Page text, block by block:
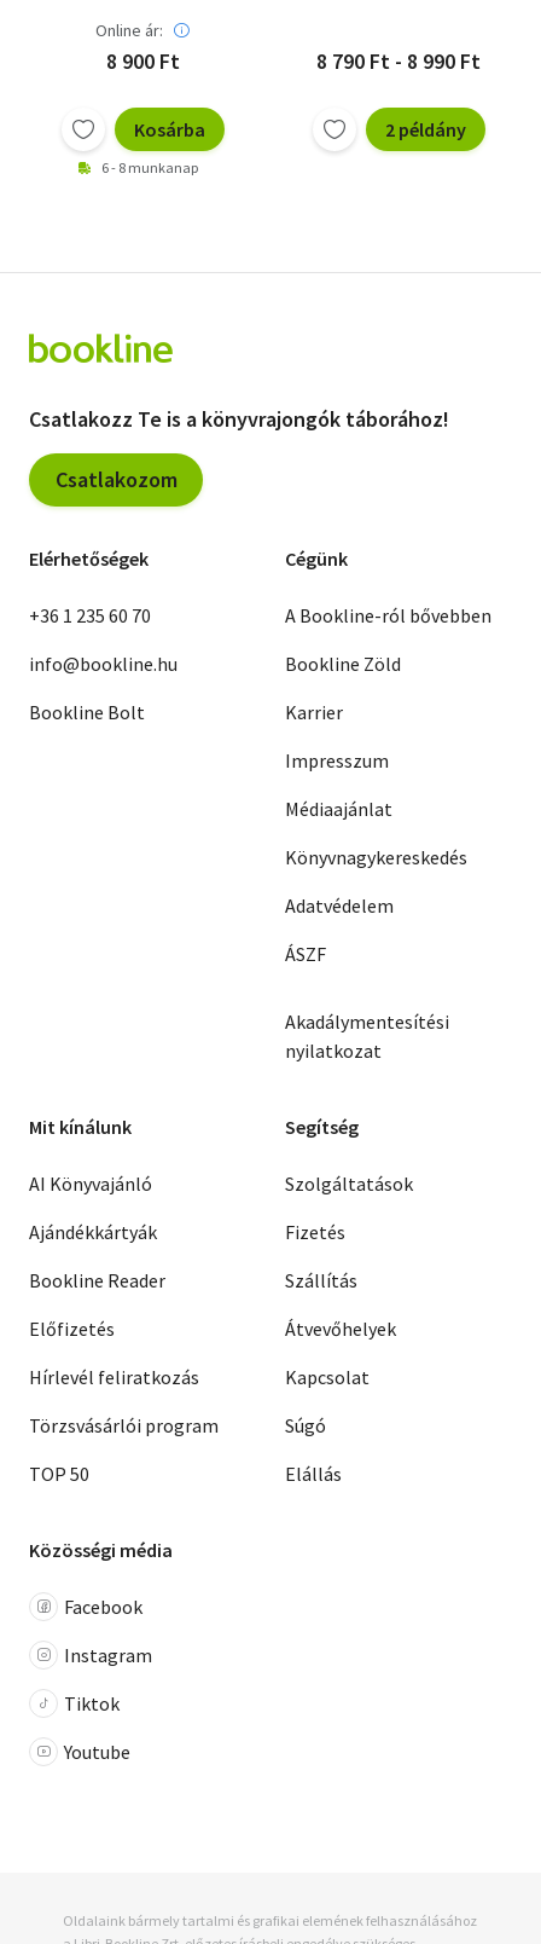
Online ár:
8 900 Ft
Kosárba
6 - 8 munkanap
8 790 Ft - 8 990 Ft
2 példány
Csatlakozz Te is a könyvrajongók táborához!
Csatlakozom
Elérhetőségek
+36 1 235 60 70
info@bookline.hu
Bookline Bolt
Cégünk
A Bookline-ról bővebben
Bookline Zöld
Karrier
Impresszum
Médiaajánlat
Könyvnagykereskedés
Adatvédelem
ÁSZF
Akadálymentesítési
nyilatkozat
Mit kínálunk
AI Könyvajánló
Ajándékkártyák
Bookline Reader
Előfizetés
Hírlevél feliratkozás
Törzsvásárlói program
TOP 50
Segítség
Szolgáltatások
Fizetés
Szállítás
Átvevőhelyek
Kapcsolat
Súgó
Elállás
Közösségi média
Facebook
Instagram
Tiktok
Youtube
Oldalaink bármely tartalmi és grafikai elemének felhasználásához